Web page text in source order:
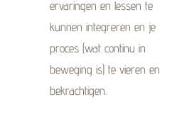
ervaringen en lessen te
kunnen integreren en je
proces (wat continu in
beweging is) te vieren en
bekrachtigen.